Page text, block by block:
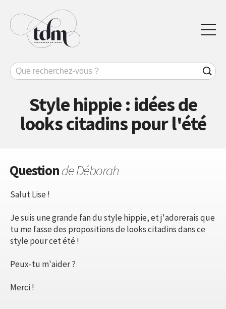
Style hippie : idées de
looks citadins pour l'été
Questionde Déborah
Salut Lise !
Je suis une grande fan du style hippie, et j'adorerais que
tu me fasse des propositions de looks citadins dans ce
style pour cet été !
Peux-tu m'aider ?
Merci !